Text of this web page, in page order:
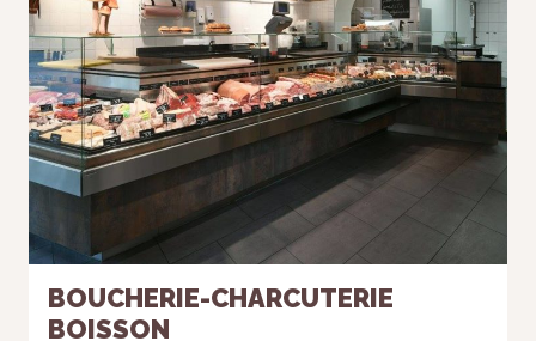
BOUCHERIE-CHARCUTERIE
BOISSON